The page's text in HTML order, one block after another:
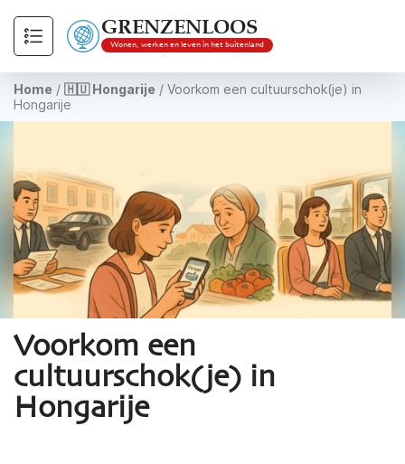
GRENZENLOOS
Wonen, werken en leven in het buitenland
Home / 🇭🇺 Hongarije / Voorkom een cultuurschok(je) in
Hongarije
Voorkom een
cultuurschok(je) in
Hongarije